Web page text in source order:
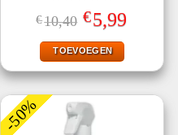
Gewaardeerd
5.00uit 5
€10,40 Oorspronkelijke
prijs
was:
€10,40.
€5,99Huidige
prijs
TOEVOEGEN
-50%